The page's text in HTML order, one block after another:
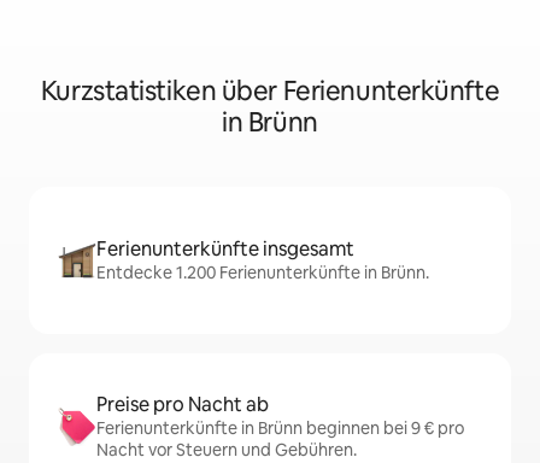
Kurzstatistiken über Ferienunterkünfte
in Brünn
Ferienunterkünfte insgesamt
Entdecke 1.200 Ferienunterkünfte in Brünn.
Preise pro Nacht ab
Ferienunterkünfte in Brünn beginnen bei 9 € pro
Nacht vor Steuern und Gebühren.